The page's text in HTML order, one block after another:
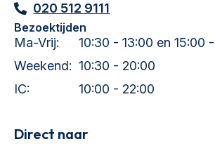
020 512 9111
Bezoektijden
Ma-Vrij:
10:30 - 13:00 en 15:00
Weekend: 10:30 - 20:00
IC:
10:00 - 22:00
Direct naar